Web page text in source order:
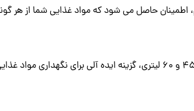
اطمینان حاصل می‌ شود که مواد غذایی شما از هر
به طور کلی، یخدان‌ های پلاستیکی بزرگ با ظرفیت‌ های 45 و 60 لیتری، گزینه‌ ایده‌